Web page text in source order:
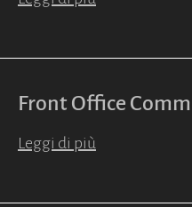
Front Office
Leggi di più